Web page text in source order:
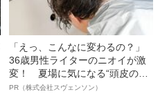
「えっ、こんなに変わるの？」
36歳男性ライターのニオイが激
変！ 夏場に気になる“頭皮のニ
オイ”や“ベタつき”を解消す
PR（株式会社スヴェンソン）